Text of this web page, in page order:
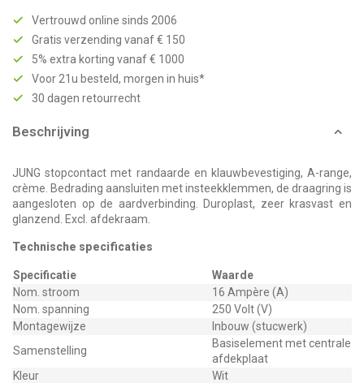
Vertrouwd online sinds 2006
Gratis verzending vanaf € 150
5% extra korting vanaf € 1000
Voor 21u besteld, morgen in huis*
30 dagen retourrecht
Beschrijving
JUNG stopcontact met randaarde en klauwbevestiging, A-range,
crème. Bedrading aansluiten met insteekklemmen, de draagring is
aangesloten op de aardverbinding. Duroplast, zeer krasvast en
glanzend. Excl. afdekraam.
Technische specificaties
Specificatie
Waarde
Nom. stroom
16 Ampère (A)
Nom. spanning
250 Volt (V)
Montagewijze
Inbouw (stucwerk)
Samenstelling
Basiselement met centrale
afdekplaat
Kleur
Wit